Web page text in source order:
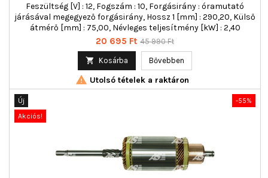
Feszültség [V] : 12, Fogszám : 10, Forgásirány : óramutató
járásával megegyező forgásirány, Hossz 1 [mm] : 290,20, Külső
átmérő [mm] : 75,00, Névleges teljesítmény [kW] : 2,40
Ár
20 695 Ft Normál
45 990 Ft
 Kosárba Bővebben
 Utolsó tételek a raktáron
-55%
Új
Akciós!